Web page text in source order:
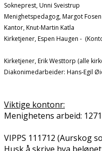
Sokneprest, Unni Sveistrup
Menighetspedagog, Margot
Kantor, Knut-Martin Katla
Kirketjener, Espen Haugen -
Kirketjener, Erik Westtorp (alle
Diakonimedarbeider: Hans-Egil
Viktige kontonr:
Menighetens arbeid:
VIPPS 111712 (Aurskog